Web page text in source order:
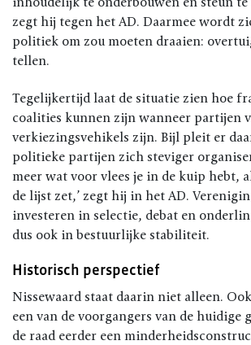
zegt hij tegen het AD. Daarmee wordt
politiek om zou moeten draaien:
tellen.
Tegelijkertijd laat de situatie zien hoe
coalities kunnen zijn wanneer partijen
verkiezingsvehikels zijn. Bijl pleit er
politieke partijen zich steviger
meer wat voor vlees je in de kuip hebt,
de lijst zet,’ zegt hij in het AD.
investeren in selectie, debat en
dus ook in bestuurlijke stabiliteit.
Historisch perspectief
Nissewaard staat daarin niet alleen.
een van de voorgangers van de huidige
de raad eerder een